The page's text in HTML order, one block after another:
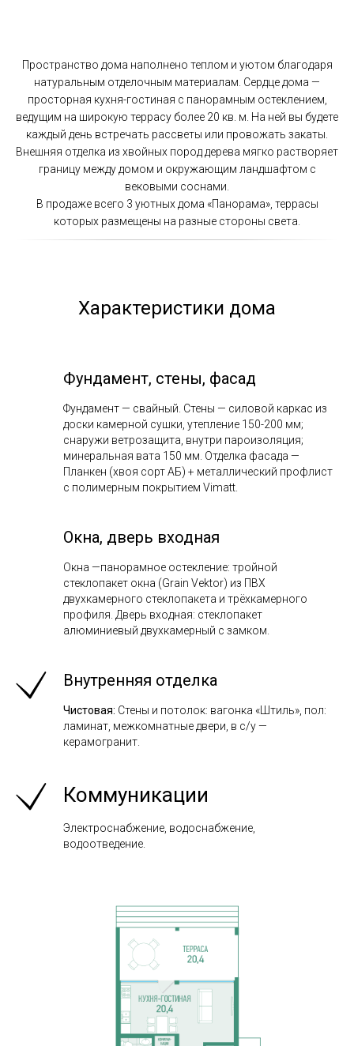
Пространство дома наполнено теплом и уютом благодаря
натуральным отделочным материалам. Сердце дома —
просторная кухня-гостиная с панорамным остеклением,
ведущим на широкую террасу более 20 кв. м. На ней вы будете
каждый день встречать рассветы или провожать закаты.
Внешняя отделка из хвойных пород дерева мягко растворяет
границу между домом и окружающим ландшафтом с
вековыми соснами.
В продаже всего 3 уютных дома «Панорама», террасы
которых размещены на разные стороны света.
Характеристики дома
Фундамент, стены, фасад
Фундамент — свайный. Стены — силовой каркас из
доски камерной сушки, утепление 150-200 мм;
снаружи ветрозащита, внутри пароизоляция;
минеральная вата 150 мм. Отделка фасада —
Планкен (хвоя сорт АБ) + металлический профлист
с полимерным покрытием Vimatt.
Окна, дверь входная
Окна —панорамное остекление: тройной
стеклопакет окна (Grain Vektor) из ПВХ
двухкамерного стеклопакета и трёхкамерного
профиля. Дверь входная: стеклопакет
алюминиевый двухкамерный с замком.
Внутренняя отделка
Чистовая: Стены и потолок: вагонка «Штиль», пол:
ламинат, межкомнатные двери, в с/у —
керамогранит.
Коммуникации
Электроснабжение, водоснабжение,
водоотведение